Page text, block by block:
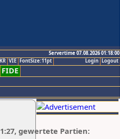
Servertime 07.08.2026 01:18:00
Logout
Login
VIE FontSize:11pt
FIDE
gewertete Partien: